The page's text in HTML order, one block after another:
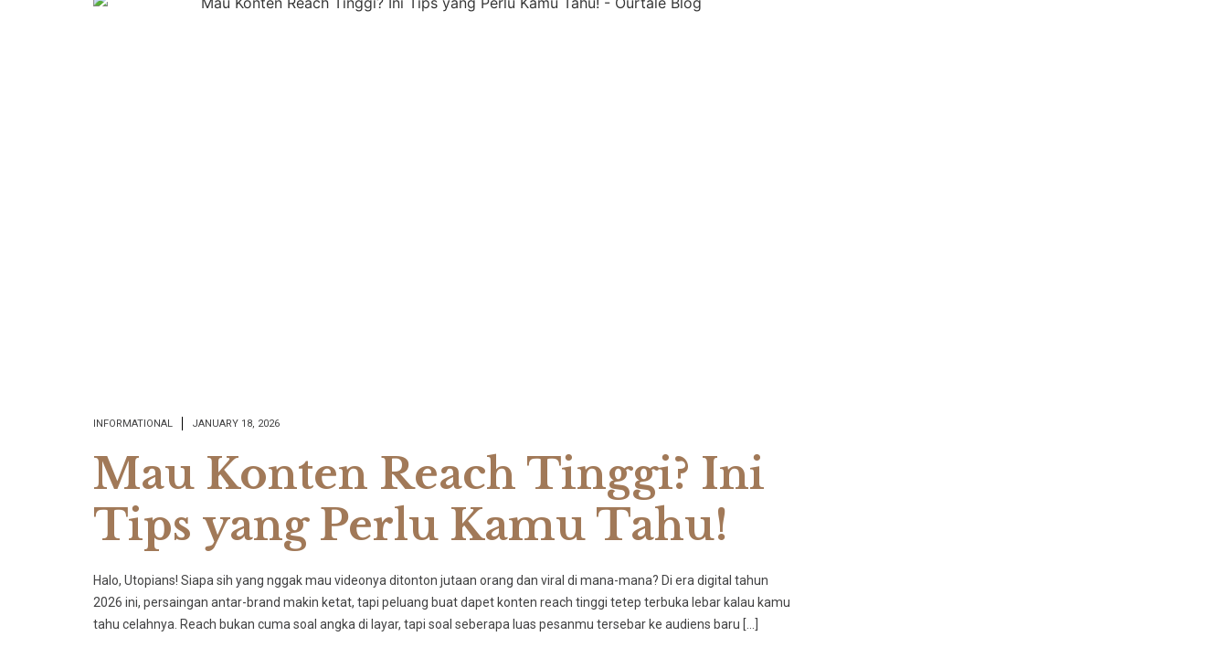
INFORMATIONAL JANUARY 18, 2026
Mau Konten Reach Tinggi? Ini
Tips yang Perlu Kamu Tahu!
​Halo, Utopians! Siapa sih yang nggak mau videonya ditonton jutaan orang dan viral di mana-mana? Di era digital tahun
2026 ini, persaingan antar-brand makin ketat, tapi peluang buat dapet konten reach tinggi tetep terbuka lebar kalau kamu
tahu celahnya. Reach bukan cuma soal angka di layar, tapi soal seberapa luas pesanmu tersebar ke audiens baru […]